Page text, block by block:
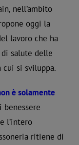
nell’ambito
oggi la
lavoro che ha
salute delle
cui si sviluppa.
è solamente
benessere
l’intero
ritiene di